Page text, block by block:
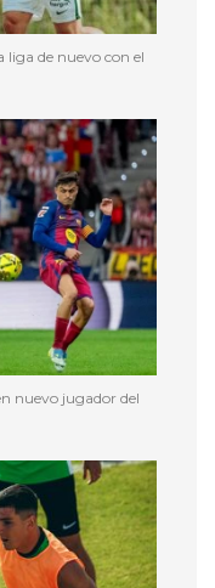
liga de nuevo con el
nuevo jugador del